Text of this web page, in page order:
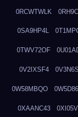
0RCWTWLK
0SA9HP4L
0TWV72OF
0V2IXSF4
0W58MBQO
0XAANC43